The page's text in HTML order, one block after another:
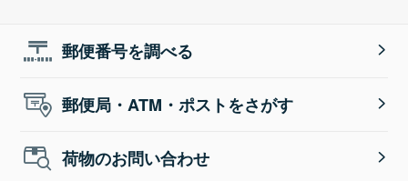
郵便番号を調べる
郵便局・ATM・ポストをさがす
荷物のお問い合わせ